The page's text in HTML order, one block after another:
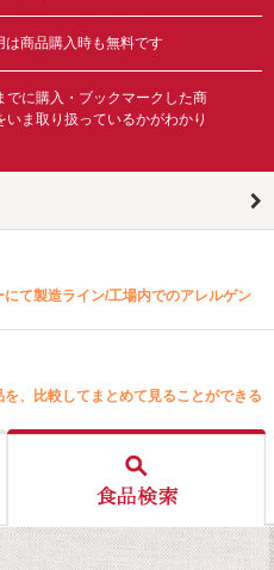
は商品購入時も無料です
でに購入・ブックマークした商
いま取り扱っているかがわかり
て製造ライン/工場内でのアレルゲン
、比較してまとめて見ることができる